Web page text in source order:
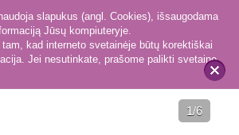
x
slapukus (angl. Cookies), išsaugodama
Jūsų kompiuteryje.
kad interneto svetainėje būtų korektiškai
Jei nesutinkate, prašome palikti svetainę.
416
1/6